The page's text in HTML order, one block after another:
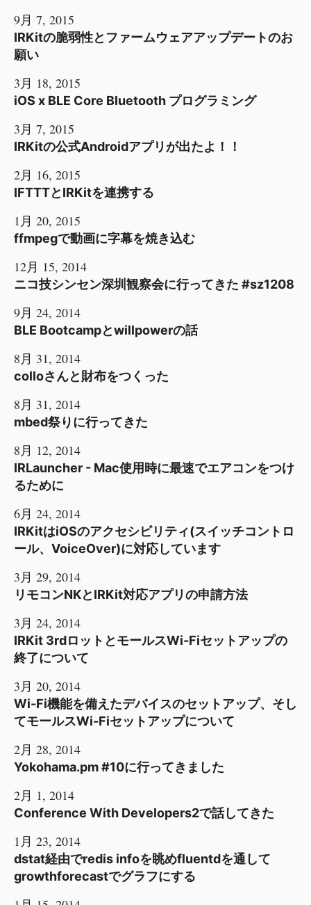
9月 7, 2015
IRKitの脆弱性とファームウェアアップデートのお
願い
3月 18, 2015
iOS x BLE Core Bluetooth プログラミング
3月 7, 2015
IRKitの公式Androidアプリが出たよ！！
2月 16, 2015
IFTTTとIRKitを連携する
1月 20, 2015
ffmpegで動画に字幕を焼き込む
12月 15, 2014
ニコ技シンセン深圳観察会に行ってきた #sz1208
9月 24, 2014
BLE Bootcampとwillpowerの話
8月 31, 2014
colloさんと財布をつくった
8月 31, 2014
mbed祭りに行ってきた
8月 12, 2014
IRLauncher - Mac使用時に最速でエアコンをつけ
るために
6月 24, 2014
IRKitはiOSのアクセシビリティ(スイッチコントロ
ール、VoiceOver)に対応しています
3月 29, 2014
リモコンNKとIRKit対応アプリの申請方法
3月 24, 2014
IRKit 3rdロットとモールスWi-Fiセットアップの
終了について
3月 20, 2014
Wi-Fi機能を備えたデバイスのセットアップ、そし
てモールスWi-Fiセットアップについて
2月 28, 2014
Yokohama.pm #10に行ってきました
2月 1, 2014
Conference With Developers2で話してきた
1月 23, 2014
dstat経由でredis infoを眺めfluentdを通して
growthforecastでグラフにする